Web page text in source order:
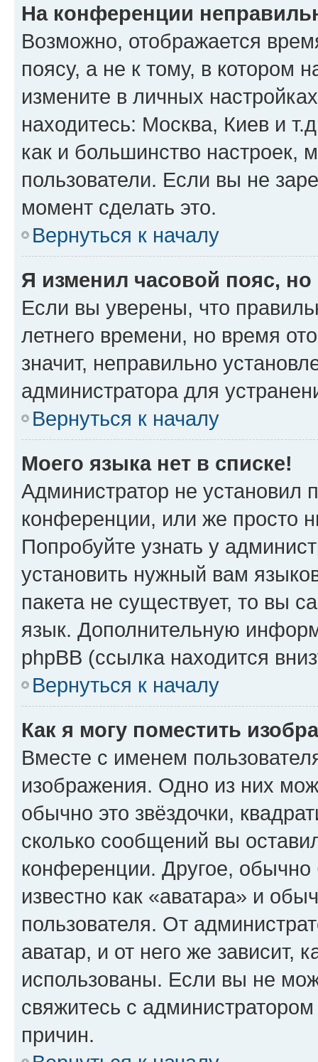
На конференции
Возможно, отображается
поясу, а не к тому, в котором
измените в личных
находитесь: Москва, Киев и
как и большинство настроек,
пользователи. Если вы не
момент сделать это.
Вернуться к началу
Я изменил часовой пояс,
Если вы уверены, что
летнего времени, но время
значит, неправильно
администратора для
Вернуться к началу
Моего языка нет в списке!
Администратор не установил
конференции, или же просто
Попробуйте узнать у
установить нужный вам
пакета не существует, то вы
язык. Дополнительную
phpBB (ссылка находится
Вернуться к началу
Как я могу поместить
Вместе с именем
изображения. Одно из них
обычно это звёздочки,
сколько сообщений вы
конференции. Другое,
известно как «аватара» и
пользователя. От
аватар, и от него же зависит,
использованы. Если вы не
свяжитесь с
причин.